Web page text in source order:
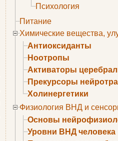
Психология
Питание
Химические вещества,
Антиоксиданты
Ноотропы
Активаторы
Прекурсоры
Холинергетики
Физиология ВНД и
Основы
Уровни ВНД человека